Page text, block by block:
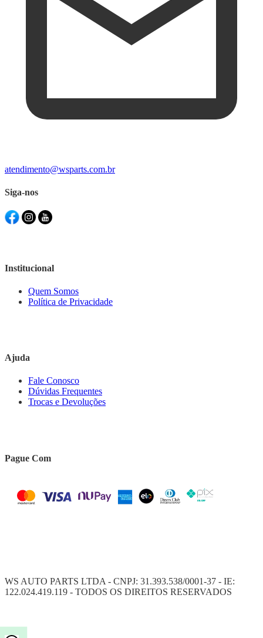
atendimento@wsparts.com.br
Siga-nos
Institucional
Quem Somos
Política de Privacidade
Ajuda
Fale Conosco
Dúvidas Frequentes
Trocas e Devoluções
Pague Com
WS AUTO PARTS LTDA - CNPJ: 31.393.538/0001-37 - IE:
122.024.419.119 - TODOS OS DIREITOS RESERVADOS